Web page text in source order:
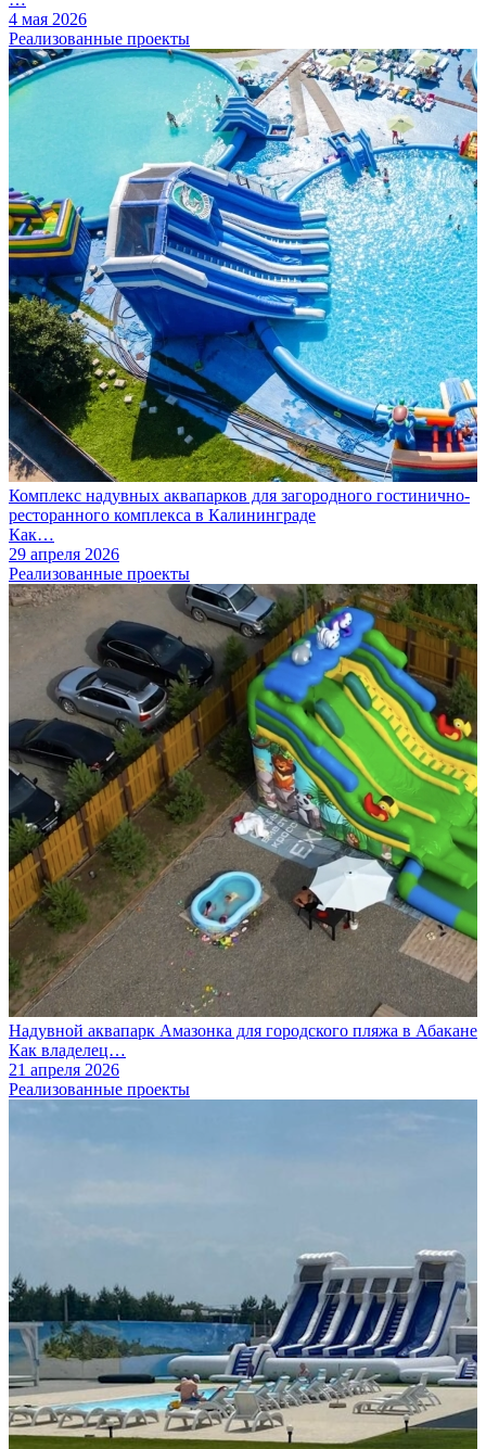
4 мая 2026
Реализованные проекты
Комплекс надувных аквапарков для загородного гостинично-
ресторанного комплекса в Калининграде
Как…
29 апреля 2026
Реализованные проекты
Надувной аквапарк Амазонка для городского пляжа в Абакане
Как владелец…
21 апреля 2026
Реализованные проекты